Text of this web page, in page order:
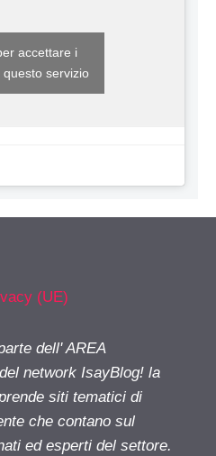
accettare i
servizio
(UE)
dell' AREA
network IsayBlog! la
siti tematici di
che contano sul
ed esperti del settore.